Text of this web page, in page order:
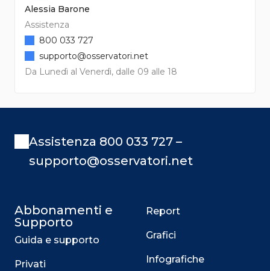
Alessia Barone
Assistenza
Da Lunedì al Venerdì, dalle 09 alle 18
800 033 727
supporto@osservatori.net
Assistenza 800 033 727 –
supporto@osservatori.net
Abbonamenti e
Supporto
Guida e supporto
Privati
Report
Grafici
Infografiche